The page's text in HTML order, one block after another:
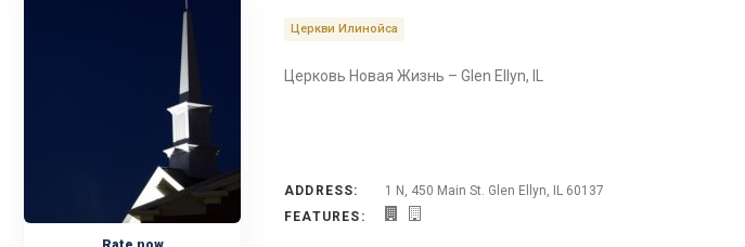
Церкви Илинойса
Церковь Новая Жизнь – Glen Ellyn, IL
ADDRESS:
1 N, 450 Main St. Glen Ellyn, IL 60137
FEATURES: